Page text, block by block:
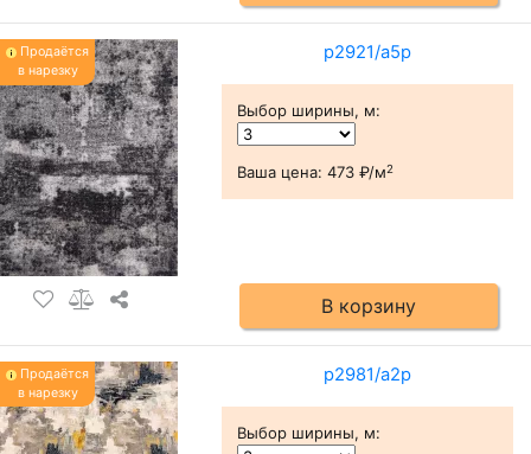
Продаётся
в нарезку
р2921/а5р
Выбор ширины, м:
Ваша цена: 473 ₽/м2
В корзину
Продаётся
в нарезку
р2981/а2р
Выбор ширины, м: